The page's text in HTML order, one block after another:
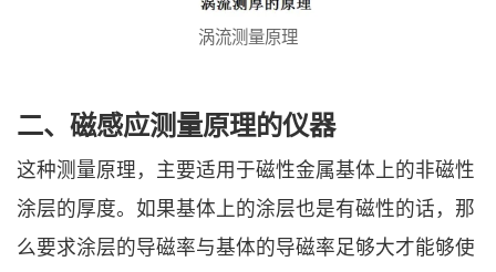
涡流测量原理
二、磁感应测量原理的仪器
这种测量原理，主要适用于磁性金属基体上的非磁性
涂层的厚度。如果基体上的涂层也是有磁性的话，那
么要求涂层的导磁率与基体的导磁率足够大才能够使